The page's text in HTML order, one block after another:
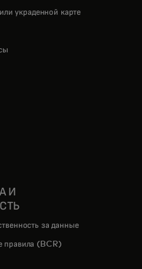
украденной карте
a new tab
И
за данные
правила (BCR)